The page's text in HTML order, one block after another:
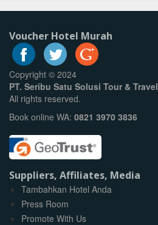
Voucher Hotel Murah
Copyright © 2024
PT. Seribu Satu Solusi Tour & Travel
All rights reserved.
Book online WA: 0821 3970 3836
Suppliers, Affiliates, Media
Tambahkan Hotel Anda
Press Room
Promote With Us